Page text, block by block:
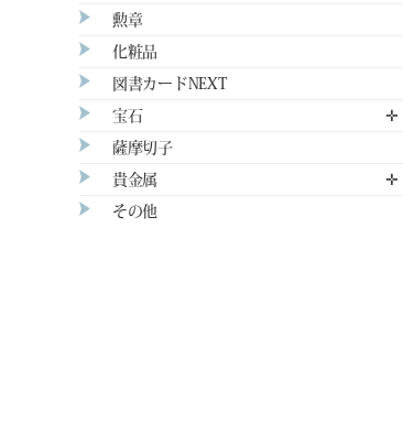
勲章
化粧品
図書カードNEXT
宝石 ✛
薩摩切子
貴金属 ✛
その他